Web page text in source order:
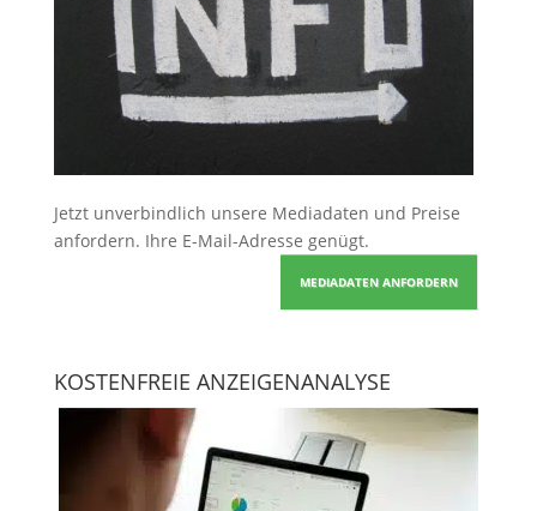
Jetzt unverbindlich unsere Mediadaten und Preise
anfordern. Ihre E-Mail-Adresse genügt.
MEDIADATEN ANFORDERN
KOSTENFREIE ANZEIGENANALYSE